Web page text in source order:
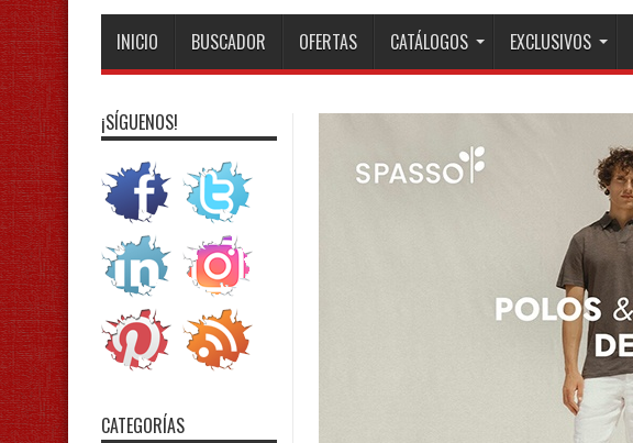
INICIO BUSCADOR OFERTAS CATÁLOGOS EXCLUSIVOS
¡SÍGUENOS!
CATEGORÍAS